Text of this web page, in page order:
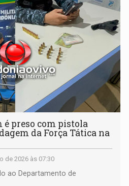
é preso com pistola
da Força Tática na
de 2026 às 07:30
ao Departamento de